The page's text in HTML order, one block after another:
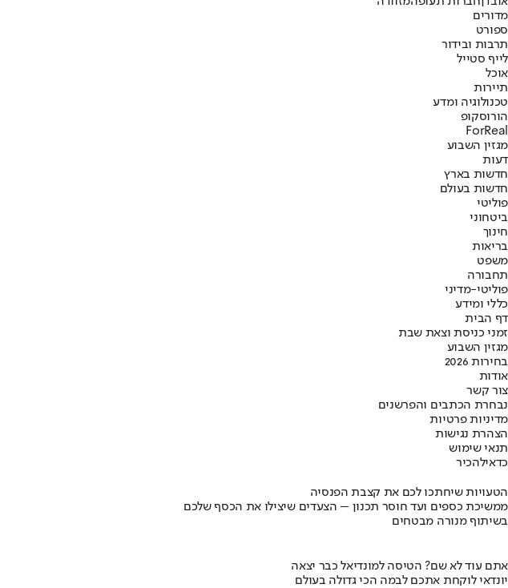
מדורים
ספורט
תרבות ובידור
לייף סטייל
אוכל
תיירות
טכנולוגיה ומדע
הורוסקופ
ForReal
מגזין השבוע
דעות
חדשות בארץ
חדשות בעולם
פוליטי
ביטחוני
חינוך
בריאות
משפט
תחבורה
פוליטי-מדיני
כללי ומידע
דף הבית
זמני כניסת וצאת שבת
מגזין השבוע
בחירות 2026
אודות
צור קשר
נבחרת הכתבים והפרשנים
מדיניות פרטיות
הצהרת נגישות
תנאי שימוש
כדאילהכיר
הטעויות שיחתכו לכם את קצבת הפנסיה
ממשיכת כספים ועד חוסר תכנון – הצעדים שיצילו את הכסף שלכם
בשיתוף מנורה מבטחים
אתם עוד לא שם? הטיסה למונדיאל כבר יצאה
יונדאי לוקחת אתכם לבמה הכי גדולה בעולם